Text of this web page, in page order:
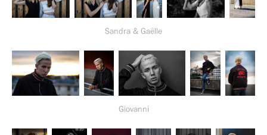
Sandra & Gaëlle
Giovanni